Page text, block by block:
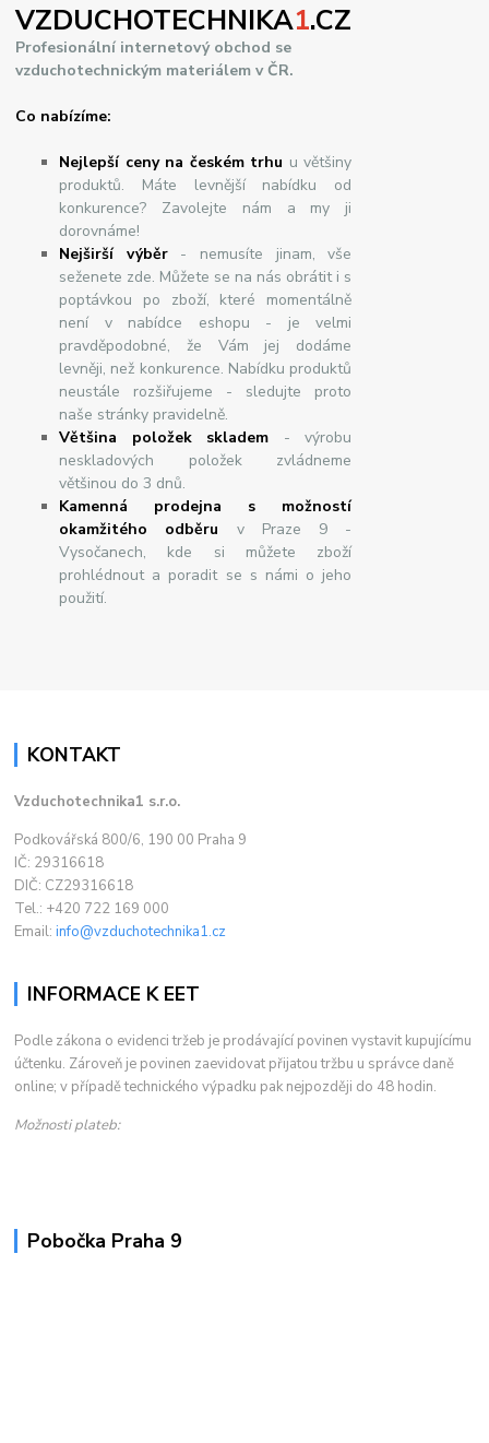
VZDUCHOTECHNIKA1.CZ
Profesionální internetový obchod se
vzduchotechnickým materiálem v ČR.
Co nabízíme:
Nejlepší ceny na českém trhu u většiny
produktů. Máte levnější nabídku od
konkurence? Zavolejte nám a my ji
dorovnáme!
Nejširšívýběr- nemusíte jinam, vše
seženete zde. Můžete se na nás obrátit i s
poptávkou po zboží, které momentálně
není v nabídce eshopu - je velmi
pravděpodobné, že Vám jej dodáme
levněji, než konkurence. Nabídku produktů
neustále rozšiřujeme - sledujte proto
naše stránky pravidelně.
Většina položek skladem - výrobu
neskladových položek zvládneme
většinou do 3 dnů.
Kamenná prodejna s možností
okamžitého odběru v Praze 9 -
Vysočanech, kde si můžete zboží
prohlédnout a poradit se s námi o jeho
použití.
KONTAKT
Vzduchotechnika1 s.r.o.
Podkovářská 800/6, 190 00 Praha 9
IČ: 29316618
DIČ: CZ29316618
Tel.: +420 722 169 000
Email:info@vzduchotechnika1.cz
INFORMACE K EET
Podle zákona o evidenci tržeb je prodávající povinen vystavit kupujícímu
účtenku. Zároveň je povinen zaevidovat přijatou tržbu u správce daně
online; v případě technického výpadku pak nejpozději do 48 hodin.
Možnosti plateb:
Pobočka Praha 9